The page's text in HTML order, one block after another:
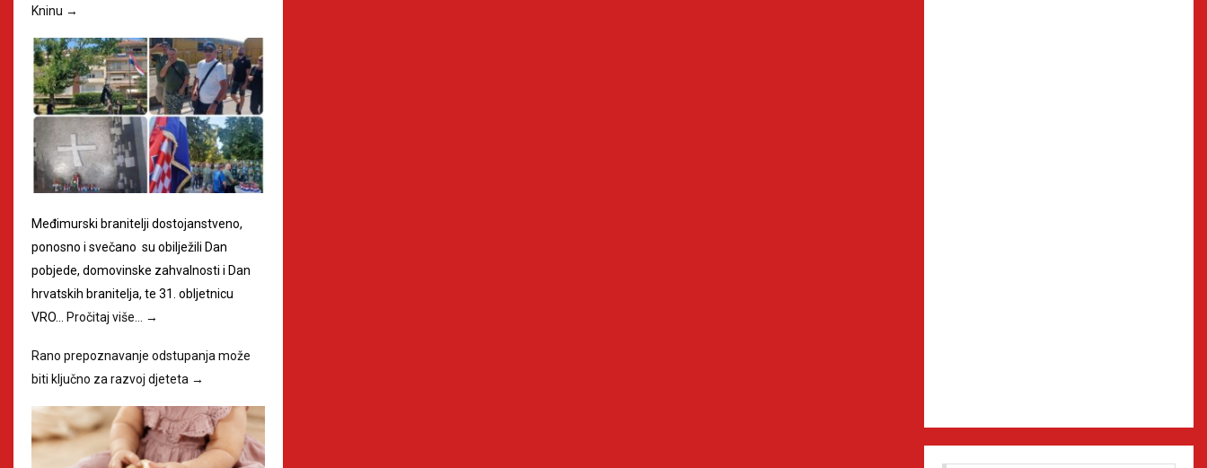
Kninu →
Međimurski branitelji dostojanstveno,
ponosno i svečano su obilježili Dan
pobjede, domovinske zahvalnosti i Dan
hrvatskih branitelja, te 31. obljetnicu
VRO… Pročitaj više… →
Rano prepoznavanje odstupanja može
biti ključno za razvoj djeteta →